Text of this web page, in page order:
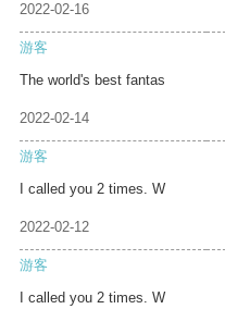
2022-02-16
游客
The world's best fantas
2022-02-14
游客
I called you 2 times. W
2022-02-12
游客
I called you 2 times. W